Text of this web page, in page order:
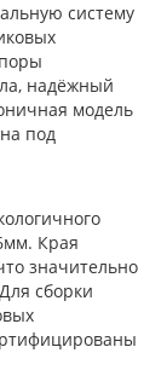
систему
надёжный
модель
под
Края
значительно
сборки